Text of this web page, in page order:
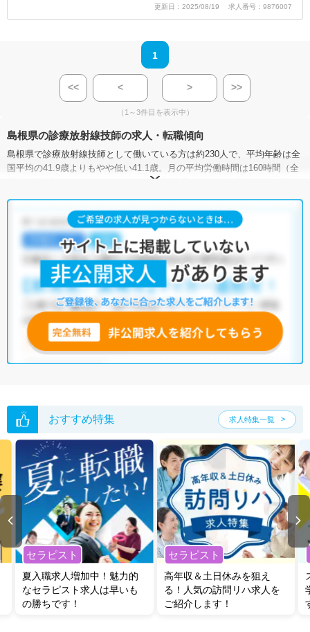
更新日：2025/08/19 求人番号：9876007
1
<< < > >>
（1～3件目を表示中）
島根県の診療放射線技師の求人・転職傾向
島根県で診療放射線技師として働いている方は約230人で、平均年齢は全
国平均の41.9歳よりもやや低い41.1歳。月の平均労働時間は160時間（全
国比−2時間）となっています。また、島根県における診療放射線技師の
島根県には病院が47施設、クリニックが559施設あり、診療放射線技師と
して働ける施設が豊富です。そのため、多種多様な求人の中から希望の
条件に合った職場を見つけることができるでしょう。
マイナビコメディカルでは、サイトに掲載されていない非公開求人や限
定求人も多数取り扱っております。もしご希望の条件に合った求人が見
つからない場合は、キャリアアドバイザーが非公開求人を含む中から厳
選してご紹介いたしますので、ぜひご活用ください。
※各種数字情報は2023年1月 マイナビ調べによる
島根県の放射線技師求人は3件あります。（2026年08月07日更新）
サイト上に掲載されている求人の他に、非公開求人もございます。無料
島根県の放射線技師求人では以下のような条件が人気です。
・積極採用中 ・正社員(正職員)
・
病院
他の条件でも人気の求人がございますので、「こだわり条件」から検索
いただくか、お気軽にお問い合わせください。
全国の放射線技師求人から検索いただくことも可能です。
無料転職支援サービスにお申し込みいただくと、ご希望条件をヒアリン
グした上で求人をご提案いたします。
ご希望条件がまだ定まっていない方は人気の希望条件をピックアップし
た求人特集 をぜひご活用ください。
転職支援の他、情報収集や募集状況の確認も、お気軽にご相談くださ
おすすめ特集 求人特集一覧
セラピスト
夏入職求人増加中！魅力的
なセラピスト求人は早いも
の勝ちです！
セラピスト
高年収＆土日休みを狙え
る！人気の訪問リハ求人を
ご紹介します！